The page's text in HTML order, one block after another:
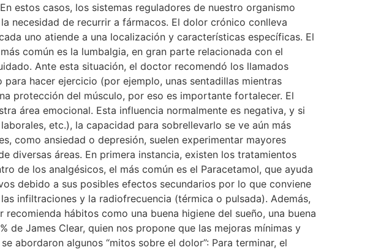
estos casos, los sistemas reguladores de nuestro organismo
necesidad de recurrir a fármacos. El dolor crónico conlleva
uno atiende a una localización y características específicas. El
común es la lumbalgia, en gran parte relacionada con el
Ante esta situación, el doctor recomendó los llamados
hacer ejercicio (por ejemplo, unas sentadillas mientras
protección del músculo, por eso es importante fortalecer. El
área emocional. Esta influencia normalmente es negativa, y si
etc.), la capacidad para sobrellevarlo se ve aún más
como ansiedad o depresión, suelen experimentar mayores
diversas áreas. En primera instancia, existen los tratamientos
de los analgésicos, el más común es el Paracetamol, que ayuda
debido a sus posibles efectos secundarios por lo que conviene
infiltraciones y la radiofrecuencia (térmica o pulsada). Además,
hábitos como una buena higiene del sueño, una buena
de James Clear, quien nos propone que las mejoras mínimas y
abordaron algunos “mitos sobre el dolor”: Para terminar, el